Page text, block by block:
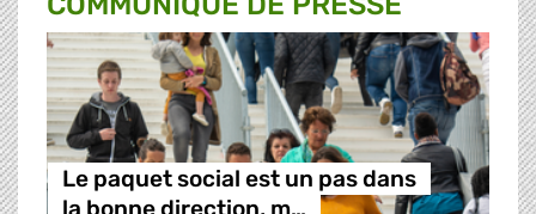
Le paquet social est un pas dans